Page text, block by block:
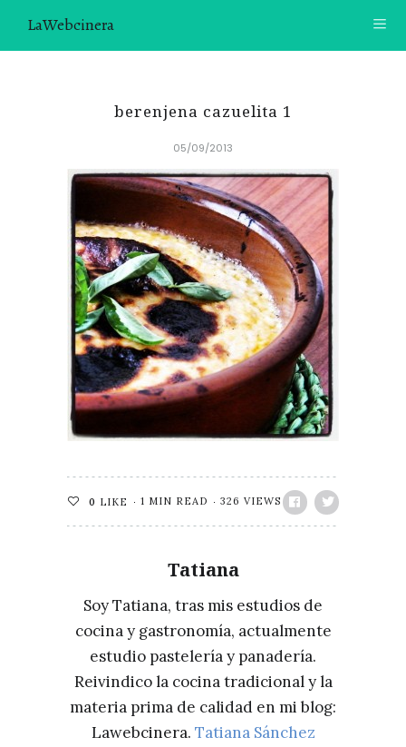
LaWebcinera
CONTACTO
SOBRE MÍ
¿TE GUSTARÍA UNIRTE A NUESTRA AVENTURA GASTRON
ÓMICA?
ÚNETE A LA NEWSLETTER
RECOMENDACIONES
berenjena cazuelita 1
05/09/2013
0 LIKE 1 MIN READ 326 VIEWS
Tatiana
Soy Tatiana, tras mis estudios de
cocina y gastronomía, actualmente
estudio pastelería y panadería.
Reivindico la cocina tradicional y la
materia prima de calidad en mi blog:
Lawebcinera. Tatiana Sánchez